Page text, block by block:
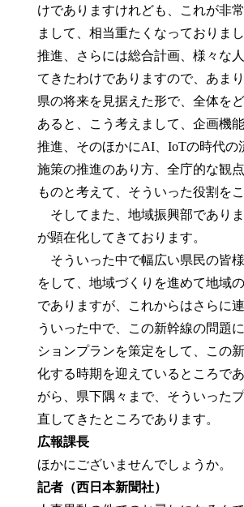
けでありますけれども、これが非
まして、相当重たくなっておりま
推進、さらには総合計画、様々な
てきたわけでありますので、あま
県の将来を見据えた形で、全体を
あると、こう考えまして、企画機
推進、そのほかにAI、IoTの時代の
施策の推進のあり方、全庁的な観
ものと考えて、そういった役割を
そしてまた、地域振興部であり
が顕在化してきております。
そういった中で幅広い県民の皆
をして、地域づくりを進めて地域
でありますが、これからはさらに
ういった中で、この新幹線の問題
ションプランを策定をして、この
化する時期を迎えているところで
がら、県下隅々まで、そういった
直してきたところであります。
広報課長
ほかにございませんでしょうか。
記者（西日本新聞社）